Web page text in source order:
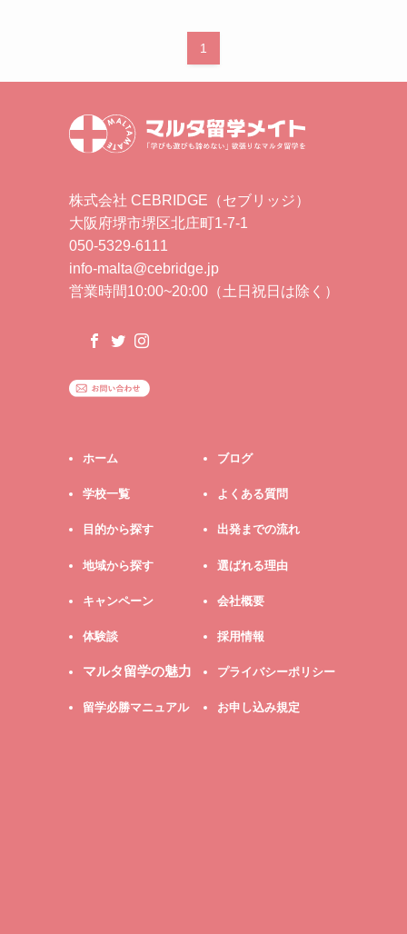
1
株式会社 CEBRIDGE（セブリッジ）
大阪府堺市堺区北庄町1-7-1
050-5329-6111
info-malta@cebridge.jp
営業時間10:00~20:00（土日祝日は除く）
ホーム
学校一覧
目的から探す
地域から探す
キャンペーン
体験談
マルタ留学の魅力
留学必勝マニュアル
ブログ
よくある質問
出発までの流れ
選ばれる理由
会社概要
採用情報
プライバシーポリシー
お申し込み規定